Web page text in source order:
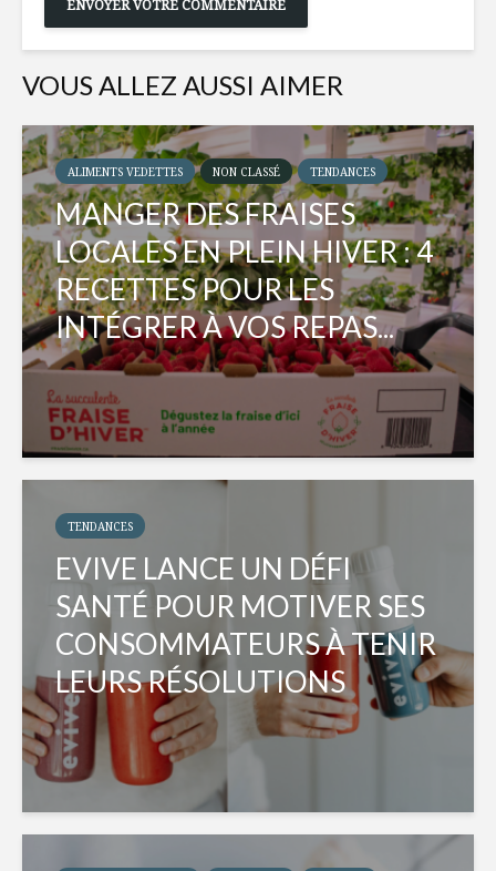
VOUS ALLEZ AUSSI AIMER
ALIMENTS VEDETTES NON CLASSÉ TENDANCES
MANGER DES FRAISES
LOCALES EN PLEIN HIVER : 4
RECETTES POUR LES
INTÉGRER À VOS REPAS...
TENDANCES
EVIVE LANCE UN DÉFI
SANTÉ POUR MOTIVER SES
CONSOMMATEURS À TENIR
LEURS RÉSOLUTIONS